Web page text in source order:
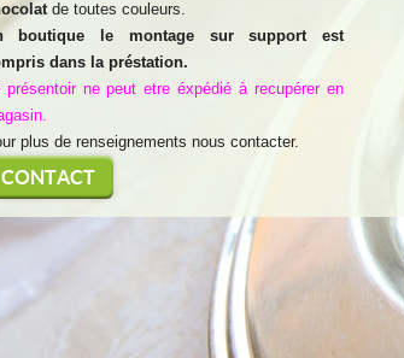
de toutes couleurs.
boutique le montage sur support est
dans la préstation.
présentoir ne peut etre éxpédié à recupérer en
plus de renseignements nous contacter.
CONTACT